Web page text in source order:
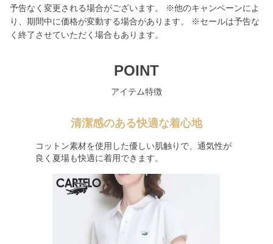
予告なく変更される場合がございます。 ※他のキャンペーンによ
り、期間中に価格が変動する場合があります。 ※セールは予告な
く終了させていただく場合もあります。
POINT
アイテム特徴
清潔感のある快適な着心地
コットン素材を使用した優しい肌触りで、通気性が
良く夏場も快適に着用できます。